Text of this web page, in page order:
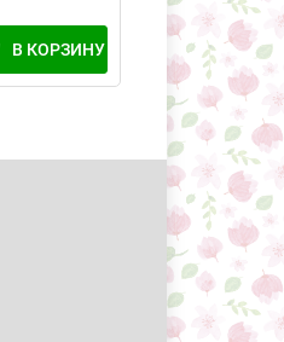
В КОРЗИНУ
Артикул: